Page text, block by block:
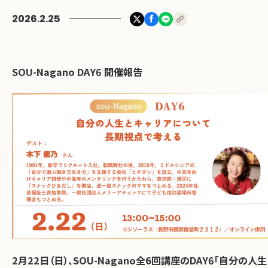
お問い合わせ
2026.2.25
SOU-Nagano DAY6 開催報告
2月22日（日）、SOU-Nagano全6回講座のDAY6「自分の人生